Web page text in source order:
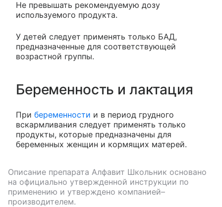
Не превышать рекомендуемую дозу
используемого продукта.
У детей следует применять только БАД,
предназначенные для соответствующей
возрастной группы.
Беременность и лактация
При беременности и в период грудного
вскармливания следует применять только
продукты, которые предназначены для
беременных женщин и кормящих матерей.
Описание препарата Алфавит Школьник основано
на официально утвержденной инструкции по
применению и утверждено компанией–
производителем.